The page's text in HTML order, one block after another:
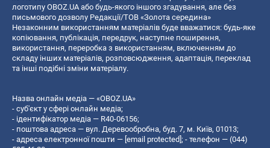
логотипу OBOZ.UA або будь-якого іншого згадування, але без
письмового дозволу Редакції/ТОВ «Золота середина»
Незаконним використанням матеріалів буде вважатися: будь-яке
копiювання, публiкацiя, передрук, наступне поширення,
використання, переробка з використанням, включенням до
складу інших матеріалів, розповсюдження, адаптація, переклад
та інші подібні зміни матеріалу.
Назва онлайн медіа — «OBOZ.UA»
- суб'єкт у сфері онлайн медіа;
- ідентифікатор медіа — R40-06156;
- поштова адреса — вул. Деревообробна, буд. 7, м. Київ, 01013;
- адреса електронної пошти — [email protected] ; - телефон — (044)